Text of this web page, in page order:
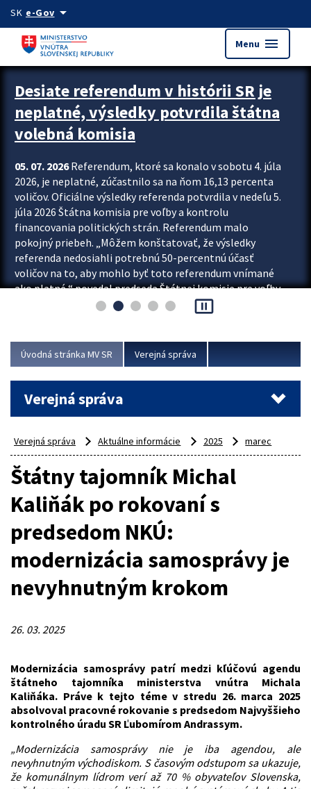
Preskocit na hlavný obsah
SK e-Govarrow_drop_down
Menu menu
Zastavit automatický posun upútavok
Desiate referendum v histórii SR je
neplatné, výsledky potvrdila štátna
volebná komisia
05. 07. 2026Referendum, ktoré sa konalo v sobotu 4. júla
2026, je neplatné, zúčastnilo sa na ňom 16,13 percenta
voličov. Oficiálne výsledky referenda potvrdila v nedeľu 5.
júla 2026 Štátna komisia pre voľby a kontrolu
financovania politických strán. Referendum malo
pokojný priebeh. „Môžem konštatovať, že výsledky
referenda nedosiahli potrebnú 50-percentnú účasť
voličov na to, aby mohlo byť toto referendum vnímané
ako platné,“ povedal predseda Štátnej komisie pre voľby
a kontrolu financovania politických...
pause_presentation
Úvodná stránka MV SR Verejná správa
Verejná správa
Verejná správa Aktuálne informácie 2025 marec
Štátny tajomník Michal
Kaliňák po rokovaní s
predsedom NKÚ:
modernizácia samosprávy je
nevyhnutným krokom
26. 03. 2025
Modernizácia samosprávy patrí medzi kľúčovú agendu
štátneho tajomníka ministerstva vnútra Michala
Kaliňáka. Práve k tejto téme v stredu 26. marca 2025
absolvoval pracovné rokovanie s predsedom Najvyššieho
kontrolného úradu SR Ľubomírom Andrassym.
„Modernizácia samosprávy nie je iba agendou, ale
nevyhnutným východiskom. S časovým odstupom sa ukazuje,
že komunálnym lídrom verí až 70 % obyvateľov Slovenska,